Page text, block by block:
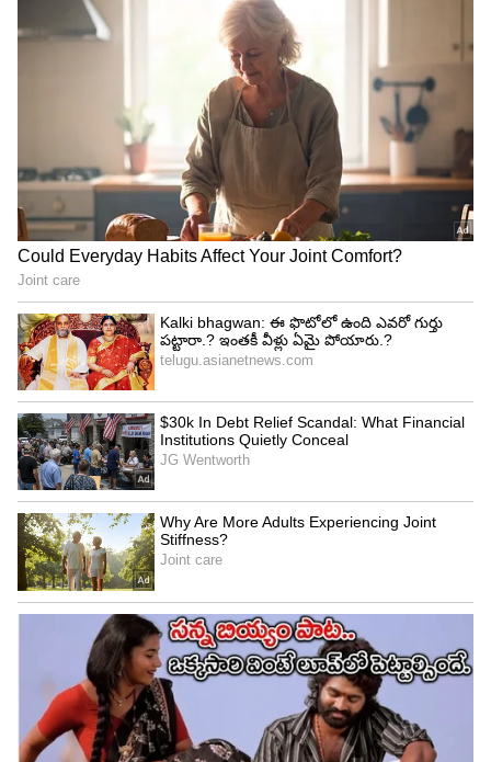
Vijayashanti దెబ్బకు ఉన్న కొంప కూడా పోయింది,
నాలుగేళ్లు ఇండస్ట్రీకి దూరం.. కసితో బాక్సాఫీస్ బద్దలు
Mouni Roy Divorce: విడాకుల దిశగా విశ్వంభర నటి
? భర్త మోసం చేశాడా.. డివోర్స్ కి కారణం ఇదే..
3
5
కుదిరితే కప్పు కాఫీ
హ్యాపీడేస్, కొత్త బంగారు లోకం లాంటి చిత్రాలతో టాలీవుడ్
లో ప్రామిసింగ్ హీరోగా వరుణ్ సందేశ్ అనిపించారు. ఆ
తర్వాత నటించిన సినిమాలు కూడా పర్వాలేదనిపించాయి.
కానీ కుదిరితే కప్పు కాఫీ అనే మూవీ దారుణంగా నిరాశ
పరిచింది. ఈ మూవీ తర్వాత వరుణ్ సందేశ్ పూర్తిగా
ఫ్లాపుల్లో కూరుకుపోయారు.